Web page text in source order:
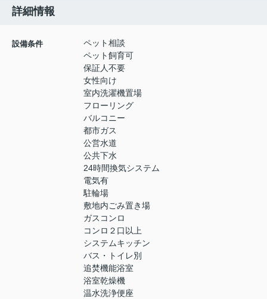
詳細情報
設備条件
ペット相談
ペット飼育可
保証人不要
女性向け
室内洗濯機置場
フローリング
バルコニー
都市ガス
公営水道
公共下水
24時間換気システム
電気有
駐輪場
敷地内ごみ置き場
ガスコンロ
コンロ２口以上
システムキッチン
バス・トイレ別
追焚機能浴室
浴室乾燥機
温水洗浄便座